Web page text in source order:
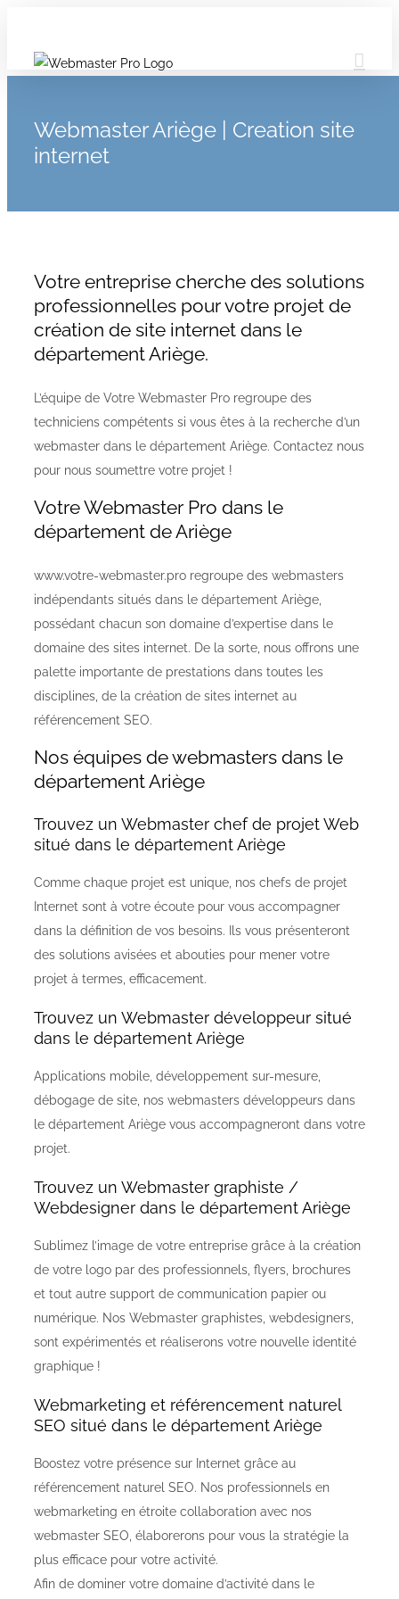
Webmaster Ariège | Creation site
internet
Votre entreprise cherche des solutions
professionnelles pour votre projet de
création de site internet dans le
département Ariège.
L’équipe de Votre Webmaster Pro regroupe des
techniciens compétents si vous êtes à la recherche d’un
webmaster dans le département Ariège. Contactez nous
pour nous soumettre votre projet !
Votre Webmaster Pro dans le
département de Ariège
www.votre-webmaster.pro regroupe des webmasters
indépendants situés dans le département Ariège,
possédant chacun son domaine d’expertise dans le
domaine des sites internet. De la sorte, nous offrons une
palette importante de prestations dans toutes les
disciplines, de la création de sites internet au
référencement SEO.
Nos équipes de webmasters dans le
département Ariège
Trouvez un Webmaster chef de projet Web
situé dans le département Ariège
Comme chaque projet est unique, nos chefs de projet
Internet sont à votre écoute pour vous accompagner
dans la définition de vos besoins. Ils vous présenteront
des solutions avisées et abouties pour mener votre
projet à termes, efficacement.
Trouvez un Webmaster développeur situé
dans le département Ariège
Applications mobile, développement sur-mesure,
débogage de site, nos webmasters développeurs dans
le département Ariège vous accompagneront dans votre
projet.
Trouvez un Webmaster graphiste /
Webdesigner dans le département Ariège
Sublimez l’image de votre entreprise grâce à la création
de votre logo par des professionnels, flyers, brochures
et tout autre support de communication papier ou
numérique. Nos Webmaster graphistes, webdesigners,
sont expérimentés et réaliserons votre nouvelle identité
graphique !
Webmarketing et référencement naturel
SEO situé dans le département Ariège
Boostez votre présence sur Internet grâce au
référencement naturel SEO. Nos professionnels en
webmarketing en étroite collaboration avec nos
webmaster SEO, élaborerons pour vous la stratégie la
plus efficace pour votre activité.
Afin de dominer votre domaine d’activité dans le